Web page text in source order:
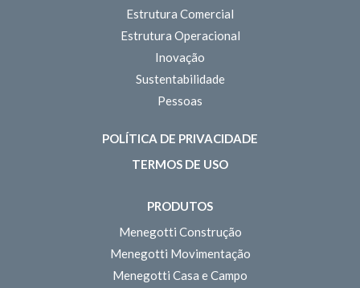
Estrutura Comercial
Estrutura Operacional
Inovação
Sustentabilidade
Pessoas
POLÍTICA DE PRIVACIDADE
TERMOS DE USO
PRODUTOS
Menegotti Construção
Menegotti Movimentação
Menegotti Casa e Campo